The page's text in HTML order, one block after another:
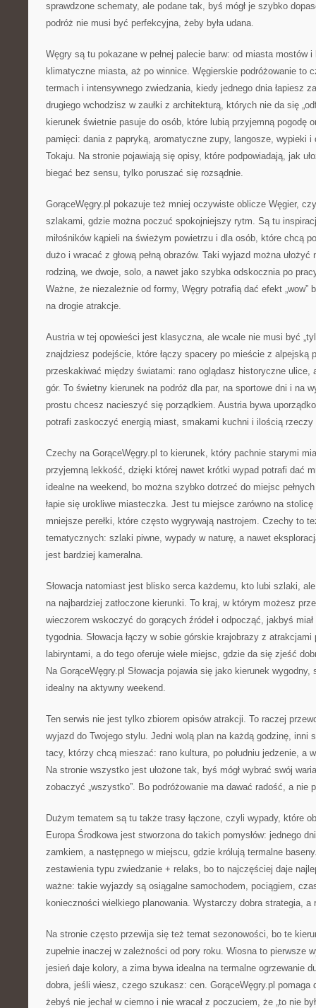
sprawdzone schematy, ale podane tak, byś mógł je szybko
podróż nie musi być perfekcyjna, żeby była udana.
Węgry są tu pokazane w pełnej palecie barw: od miasta mostów
klimatyczne miasta, aż po winnice. Węgierskie podróżowanie to
termach i intensywnego zwiedzania, kiedy jednego dnia łapiesz
drugiego wchodzisz w zaułki z architekturą, których nie da się
kierunek świetnie pasuje do osób, które lubią przyjemną pogodę
pamięci: dania z papryką, aromatyczne zupy, langosze, wypieki i
Tokaju. Na stronie pojawiają się opisy, które podpowiadają, jak
biegać bez sensu, tylko poruszać się rozsądnie.
GorąceWęgry.pl pokazuje też mniej oczywiste oblicze Węgier,
szlakami, gdzie można poczuć spokojniejszy rytm. Są tu
miłośników kąpieli na świeżym powietrzu i dla osób, które chcą
dużo i wracać z głową pełną obrazów. Taki wyjazd można
rodziną, we dwoje, solo, a nawet jako szybka odskocznia po
Ważne, że niezależnie od formy, Węgry potrafią dać efekt „wow”
na drogie atrakcje.
Austria w tej opowieści jest klasyczna, ale wcale nie musi być
znajdziesz podejście, które łączy spacery po mieście z alpejską
przeskakiwać między światami: rano oglądasz historyczne ulice,
gór. To świetny kierunek na podróż dla par, na sportowe dni i na
prostu chcesz nacieszyć się porządkiem. Austria bywa
potrafi zaskoczyć energią miast, smakami kuchni i ilością rzeczy
Czechy na GorąceWęgry.pl to kierunek, który pachnie starymi
przyjemną lekkość, dzięki której nawet krótki wypad potrafi dać
idealne na weekend, bo można szybko dotrzeć do miejsc
łapie się urokliwe miasteczka. Jest tu miejsce zarówno na
mniejsze perełki, które często wygrywają nastrojem. Czechy to
tematycznych: szlaki piwne, wypady w naturę, a nawet
jest bardziej kameralna.
Słowacja natomiast jest blisko serca każdemu, kto lubi szlaki,
na najbardziej zatłoczone kierunki. To kraj, w którym możesz
wieczorem wskoczyć do gorących źródeł i odpocząć, jakbyś miał
tygodnia. Słowacja łączy w sobie górskie krajobrazy z
labiryntami, a do tego oferuje wiele miejsc, gdzie da się zjeść
Na GorąceWęgry.pl Słowacja pojawia się jako kierunek
idealny na aktywny weekend.
Ten serwis nie jest tylko zbiorem opisów atrakcji. To raczej
wyjazd do Twojego stylu. Jedni wolą plan na każdą godzinę, inni
tacy, którzy chcą mieszać: rano kultura, po południu jedzenie, a
Na stronie wszystko jest ułożone tak, byś mógł wybrać swój
zobaczyć „wszystko”. Bo podróżowanie ma dawać radość, a nie
Dużym tematem są tu także trasy łączone, czyli wypady, które
Europa Środkowa jest stworzona do takich pomysłów: jednego
zamkiem, a następnego w miejscu, gdzie królują termalne
zestawienia typu zwiedzanie + relaks, bo to najczęściej daje
ważne: takie wyjazdy są osiągalne samochodem, pociągiem,
konieczności wielkiego planowania. Wystarczy dobra strategia,
Na stronie często przewija się też temat sezonowości, bo te
zupełnie inaczej w zależności od pory roku. Wiosna to pierwsze
jesień daje kolory, a zima bywa idealna na termalne ogrzewanie
dobra, jeśli wiesz, czego szukasz: cen. GorąceWęgry.pl pomaga
żebyś nie jechał w ciemno i nie wracał z poczuciem, że „to nie